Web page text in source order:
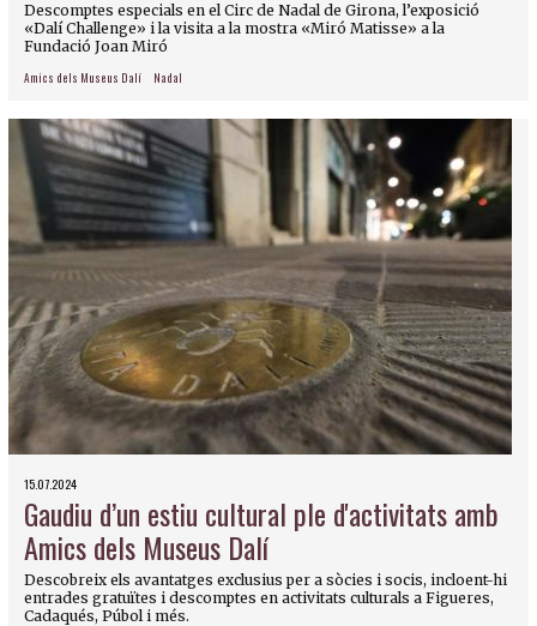
Descomptes especials en el Circ de Nadal de Girona, l’exposició
«Dalí Challenge» i la visita a la mostra «Miró Matisse» a la
Fundació Joan Miró
Amics dels Museus Dalí Nadal
15.07.2024
Gaudiu d’un estiu cultural ple d'activitats amb
Amics dels Museus Dalí
Descobreix els avantatges exclusius per a sòcies i socis, incloent-hi
entrades gratuïtes i descomptes en activitats culturals a Figueres,
Cadaqués, Púbol i més.